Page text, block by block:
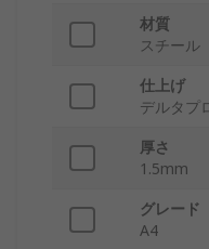
材質
スチール
仕上げ
デルタプ
厚さ
1.5mm
グレード
A4